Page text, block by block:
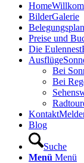
Home
BilderGalerie
Belegungsplan
Preise und
Die
Ausflüge
Bei
Bei
Kontakt
Blog
Suche
Menü Menü